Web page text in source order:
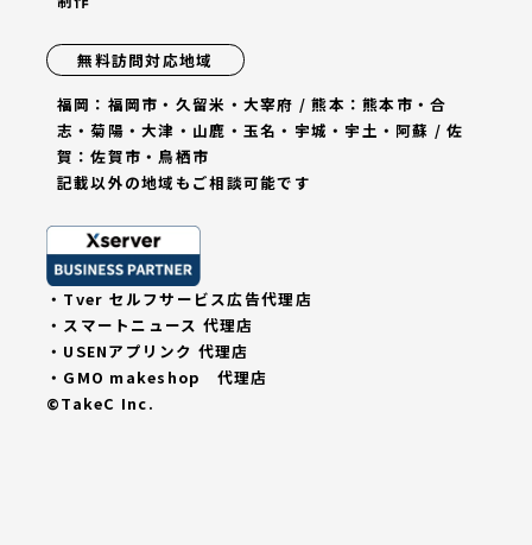
無料訪問対応地域
福岡：福岡市・久留米・大宰府 / 熊本：熊本市・合
志・菊陽・大津・山鹿・玉名・宇城・宇土・阿蘇 / 佐
賀：佐賀市・鳥栖市
記載以外の地域もご相談可能です
・Tver セルフサービス広告代理店
・スマートニュース 代理店
・USENアプリンク 代理店
・GMO makeshop 代理店
©TakeC Inc.